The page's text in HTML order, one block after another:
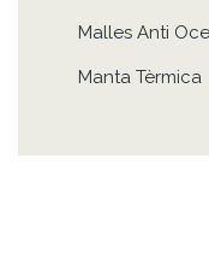
Malles Anti
Manta Tèrmica